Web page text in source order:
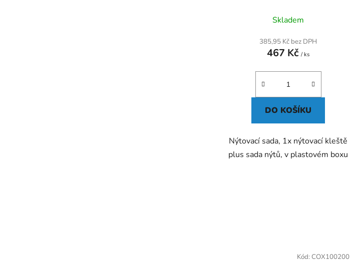
Skladem
385,95 Kč bez DPH
467 Kč/ ks
DO KOŠÍKU
Nýtovací sada, 1x nýtovací kleště
plus sada nýtů, v plastovém boxu
Kód: COX100200